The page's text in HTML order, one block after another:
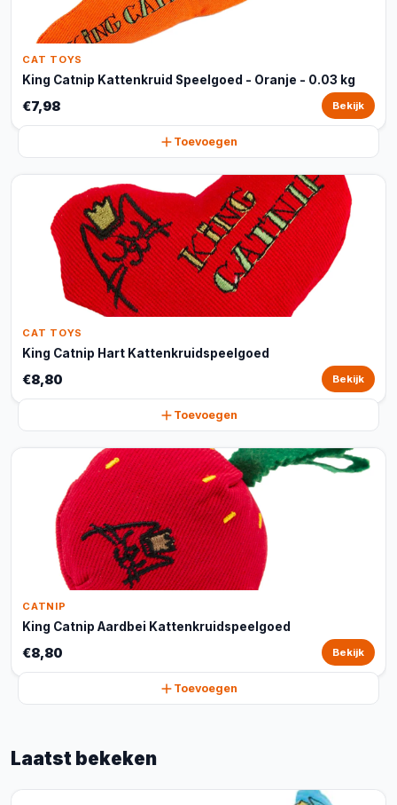
CAT TOYS
King Catnip Kattenkruid Speelgoed - Oranje - 0.03 kg
€7,98 Bekijk
Toevoegen
CAT TOYS
King Catnip Hart Kattenkruidspeelgoed
€8,80 Bekijk
Toevoegen
CATNIP
King Catnip Aardbei Kattenkruidspeelgoed
€8,80 Bekijk
Toevoegen
Laatst bekeken